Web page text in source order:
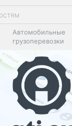
Автомобильные
грузоперевозки
Региональная
логистика
ЭДО, ИТ в
логистике
Дороги,
инфраструктура